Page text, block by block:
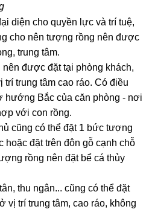
diện cho quyền lực và trí tuệ,
cho nên tượng rồng nên được
trung tâm.
được đặt tại phòng khách,
trung tâm cao ráo. Có điều
hướng Bắc của căn phòng - nơi
với con rồng.
cũng có thể đặt 1 bức tượng
hoặc đặt trên đôn gỗ cạnh chỗ
rồng nên đặt bể cá thủy
thu ngân... cũng có thể đặt
vị trí trung tâm, cao ráo, không